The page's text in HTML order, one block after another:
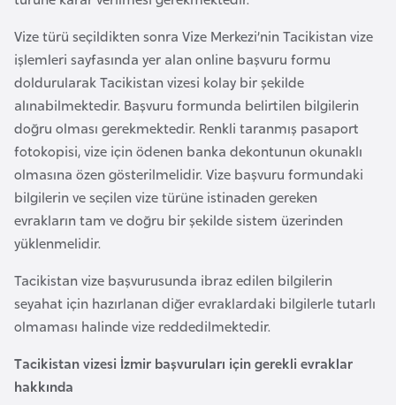
Vize türü seçildikten sonra Vize Merkezi’nin Tacikistan vize
işlemleri sayfasında yer alan online başvuru formu
doldurularak Tacikistan vizesi kolay bir şekilde
alınabilmektedir. Başvuru formunda belirtilen bilgilerin
doğru olması gerekmektedir. Renkli taranmış pasaport
fotokopisi, vize için ödenen banka dekontunun okunaklı
olmasına özen gösterilmelidir. Vize başvuru formundaki
bilgilerin ve seçilen vize türüne istinaden gereken
evrakların tam ve doğru bir şekilde sistem üzerinden
yüklenmelidir.
Tacikistan vize başvurusunda ibraz edilen bilgilerin
seyahat için hazırlanan diğer evraklardaki bilgilerle tutarlı
olmaması halinde vize reddedilmektedir.
Tacikistan vizesi İzmir başvuruları için gerekli evraklar
hakkında
a
s
o
Ç
a
d
Ç
e
k
C
u
h
u